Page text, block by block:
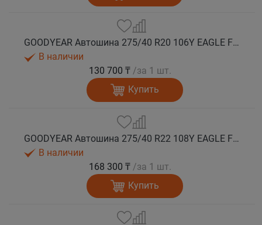
GOODYEAR Автошина 275/40 R20 106Y EAGLE F1 ASYMMETRIC 6 XL FP EV-Ready лето
В наличии
130 700 ₸ /за 1 шт.
Купить
GOODYEAR Автошина 275/40 R22 108Y EAGLE F1 ASYMMETRIC 6 XL FP EV-Ready лето
В наличии
168 300 ₸ /за 1 шт.
Купить